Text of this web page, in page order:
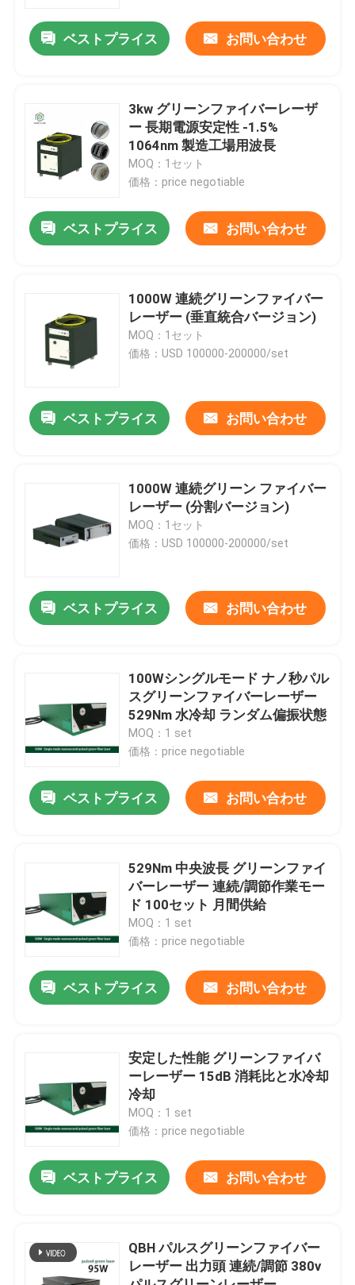
VRショー
品質管理
お問い合わせ
グリーンファイバーレーザー
ベストプライス お問い合わせ
3kw グリーンファイバーレーザ
ー 長期電源安定性 -1.5%
1064nm 製造工場用波長
MOQ：1セット
価格：price negotiable
ベストプライス お問い合わせ
1000W 連続グリーンファイバー
レーザー (垂直統合バージョン)
MOQ：1セット
価格：USD 100000-200000/set
ベストプライス お問い合わせ
1000W 連続グリーン ファイバー
レーザー (分割バージョン)
MOQ：1セット
価格：USD 100000-200000/set
ベストプライス お問い合わせ
100Wシングルモード ナノ秒パル
スグリーンファイバーレーザー
529Nm 水冷却 ランダム偏振状態
MOQ：1 set
価格：price negotiable
ベストプライス お問い合わせ
529Nm 中央波長 グリーンファイ
バーレーザー 連続/調節作業モー
ド 100セット 月間供給
MOQ：1 set
価格：price negotiable
ベストプライス お問い合わせ
安定した性能 グリーンファイバ
ーレーザー 15dB 消耗比と水冷却
冷却
MOQ：1 set
価格：price negotiable
ベストプライス お問い合わせ
QBH パルスグリーンファイバー
レーザー 出力頭 連続/調節 380v